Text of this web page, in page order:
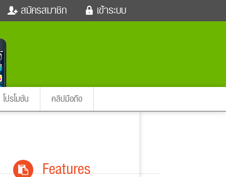
เข้าระบบ
สมัครสมาชิก
ตรวจหวย
instagram ดารา
อินสตาแกรม
Email
เข้าระบบด้วย Facebook
โปรโมชั่น คลิปมือถือ
Features